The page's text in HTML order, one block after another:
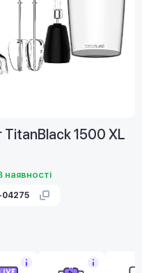
TitanBlack 1500 XL
наявності
04275